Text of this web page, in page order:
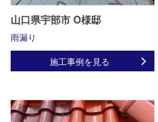
山口県宇部市 O様邸
雨漏り
施工事例を見る